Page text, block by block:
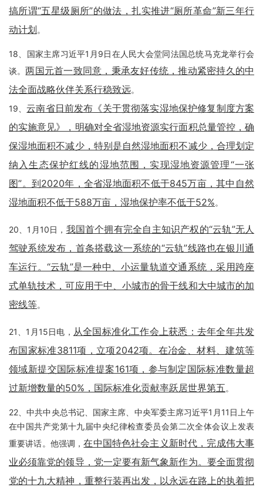
搞所谓“五星级厕所”的做法，扎实推进“厕所革命”新三年行
动计划。
18、国家主席习近平1月9日在人民大会堂同法国总统马克龙举行会
谈。两国元首一致同意，秉承友好传统，推动紧密持久的中
法全面战略伙伴关系行稳致远。
19、云南省日前发布《关于贯彻落实湿地保护修复制度方案
的实施意见》，明确对全省湿地资源实行面积总量管控，确
保湿地面积不减少，特别是自然湿地面积不减少，合理划定
纳入生态保护红线的湿地范围，实现湿地资源管理“一张
图”。到2020年，全省湿地面积不低于845万亩，其中自然
湿地面积不低于588万亩，湿地保护率不低于52%。
20、1月10日， 我国首个拥有完全自主知识产权的“云轨”无人
驾驶系统发布，首条搭载这一系统的“云轨”线路也在银川通
车运行。“云轨”是一种中、小运量轨道交通系统，采用跨座
式单轨技术，可应用于中、小城市的骨干线和大中城市的加
密线等。
21、1月15日电， 从全国标准化工作会上获悉：去年全年共发
布国家标准3811项，立项2042项。在冶金、材料、建筑等
领域新提交国际标准提案161项，参与制定国际标准数量超
过新增数量的50%，国际标准化贡献率跃居世界第五。
22、中共中央总书记、国家主席、中央军委主席习近平1月11日上午
在中国共产党第十九届中央纪律检查委员会第二次全体会议上发表
重要讲话。他强调，在中国特色社会主义新时代，完成伟大事
业必须靠党的领导，党一定要有新气象新作为。要全面贯彻
党的十九大精神，重整行装再出发，以永远在路上的执着把